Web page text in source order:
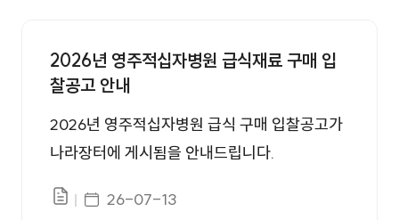
2026년 영주적십자병원 급식재료 구매 입
찰공고 안내
2026년 영주적십자병원 급식 구매 입찰공고가
나라장터에 게시됨을 안내드립니다.
파일있음게시일자
26-07-13